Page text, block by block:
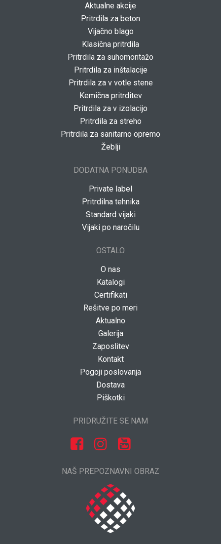
Aktualne akcije
Pritrdila za beton
Vijačno blago
Klasična pritrdila
Pritrdila za suhomontažo
Pritrdila za inštalacije
Pritrdila za v votle stene
Kemična pritrditev
Pritrdila za v izolacijo
Pritrdila za streho
Pritrdila za sanitarno opremo
Žeblji
DODATNA PONUDBA
Private label
Pritrdilna tehnika
Standard vijaki
Vijaki po naročilu
OSTALO
O nas
Katalogi
Certifikati
Rešitve po meri
Aktualno
Galerija
Zaposlitev
Kontakt
Pogoji poslovanja
Dostava
Piškotki
PRIDRUŽITE SE NAM
NAŠ PREPOZNAVNI OBRAZ